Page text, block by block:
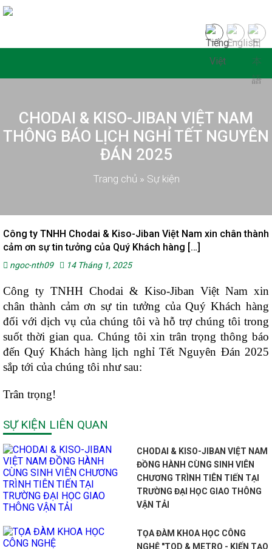
CHODAI & KISO-JIBAN VIỆT NAM
THÔNG BÁO LỊCH NGHỈ TẾT NGUYÊN
ĐÁN 2025
Trang chủ » Sự kiện
Công ty TNHH Chodai & Kiso-Jiban Việt Nam xin chân thành
cảm ơn sự tin tưởng của Quý Khách hàng […]
ngoc-nth09 14 Tháng 1, 2025
Công ty TNHH Chodai & Kiso-Jiban Việt Nam xin
chân thành cảm ơn sự tin tưởng của Quý Khách hàng
đối với dịch vụ của chúng tôi và hỗ trợ chúng tôi trong
suốt thời gian qua. Chúng tôi xin trân trọng thông báo
đến Quý Khách hàng lịch nghỉ Tết Nguyên Đán 2025
sắp tới của chúng tôi như sau:
Trân trọng!
SỰ KIỆN LIÊN QUAN
CHODAI & KISO-JIBAN VIỆT NAM
ĐỒNG HÀNH CÙNG SINH VIÊN
CHƯƠNG TRÌNH TIÊN TIẾN TẠI
TRƯỜNG ĐẠI HỌC GIAO THÔNG
VẬN TẢI
TỌA ĐÀM KHOA HỌC CÔNG
NGHỆ "TOD & METRO - KIẾN TẠO